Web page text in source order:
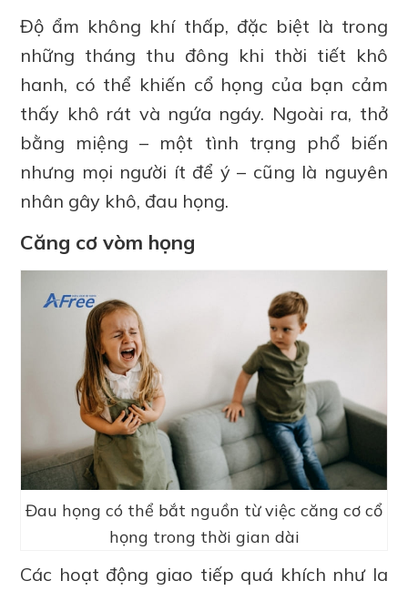
Độ ẩm không khí thấp, đặc biệt là trong
những tháng thu đông khi thời tiết khô
hanh, có thể khiến cổ họng của bạn cảm
thấy khô rát và ngứa ngáy. Ngoài ra, thở
bằng miệng – một tình trạng phổ biến
nhưng mọi người ít để ý – cũng là nguyên
nhân gây khô, đau họng.
Căng cơ vòm họng
Đau họng có thể bắt nguồn từ việc căng cơ cổ
họng trong thời gian dài
Các hoạt động giao tiếp quá khích như la